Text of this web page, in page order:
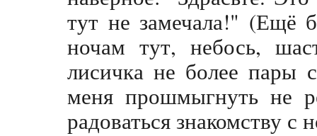
тут не замечала!" (Ещё
ночам тут, небось,
лисичка не более пары
меня прошмыгнуть не
радоваться знакомству с